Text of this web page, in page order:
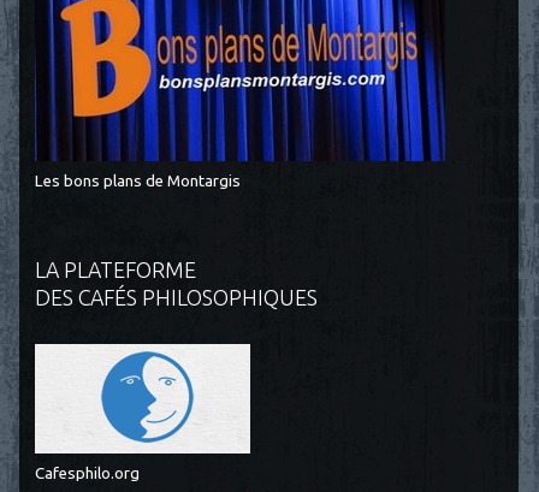
Les bons plans de Montargis
LA PLATEFORME
DES CAFÉS PHILOSOPHIQUES
Cafesphilo.org